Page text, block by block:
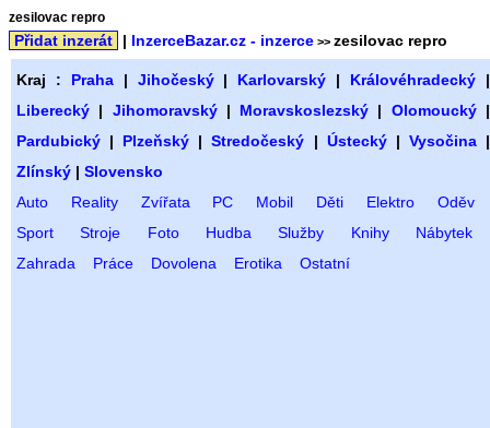
zesilovac repro
Přidat inzerát | InzerceBazar.cz - inzerce >> zesilovac repro
Kraj : Praha| Jihočeský| Karlovarský | Královéhradecký |
Liberecký | Jihomoravský| Moravskoslezský | Olomoucký|
Pardubický | Plzeňský |Stredočeský | Ústecký| Vysočina|
Zlínský | Slovensko
Auto
Reality Zvířata PC Mobil Děti Elektro
Oděv
Sport
Stroje Foto Hudba Služby Knihy
Nábytek
Zahrada
Práce Dovolena Erotika Ostatní